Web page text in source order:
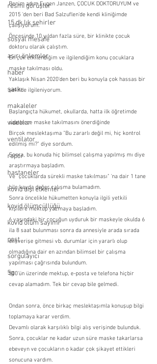
resmi görüşler
15 dk.lık şehirler
sosyal mesafe
aşırı önlemler
haber
şarkı
makaleler
videolar
ventilator
rapor
hastaneler
kovid dışı etkenler
kovid ölümcüllüğü
kovid ölüm sayımı
post
sorgulayıcı
5g
Benim adım Eugen Janzen, ÇOCUK DOKTORUYUM ve
2015 'den beri Bad Salzuflen'de kendi kliniğimde
çalışıyorum.
Öncesinde 10 yıldan fazla süre, bir klinikte çocuk
doktoru olarak çalıştım.
En çok etkilendiğim ve ilgilendiğim konu çocuklara
maske takılması oldu.
Yaklaşık Nisan 2020'den beri bu konuyla çok hassas bir
şekilde ilgileniyorum.
Başlangıçta hükumet, okullarda, hatta ilk öğretimde
saatlerce maske takılmasını önerdiğinde
Birçok meslektaşıma "Bu zararlı değil mi, hiç kontrol
edilmiş mi?" diye sordum.
Sonra, bu konuda hiç bilimsel çalışma yapılmış mı diye
araştırmaya başladım.
Ve "çocuklarda sürekli maske takılması" 'na dair 1 tane
bile kayda değer çalışma bulamadım.
Sonra öncelikle hükumetten konuyla ilgili yetkili
kişilere mektup yazmaya başladım.
6 yaşındaki bir çocuğun uyduruk bir maskeyle okulda 6
ila 8 saat bulunması sonra da annesiyle arada sırada
alışverişe gitmesi vb. durumlar için yararlı olup
olmadığına dair en azından bilimsel bir çalışma
yapılması çağrısında bulundum.
500'ün üzerinde mektup, e-posta ve telefona hiçbir
cevap alamadım. Tek bir cevap bile gelmedi.
Ondan sonra, önce birkaç meslektaşımla konuşup bilgi
toplamaya karar verdim.
Devamlı olarak karşılıklı bilgi alış verişinde bulunduk.
Sonra, çocuklar ne kadar uzun süre maske takarlarsa
ebeveyn ve çocukların o kadar çok şikayet ettikleri
sonucuna vardım.